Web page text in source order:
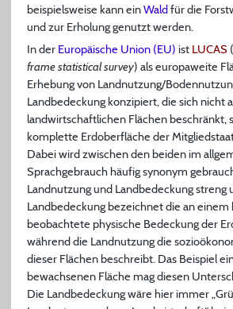
beispielsweise kann einWaldfür die
und zur Erholung genutzt werden.
In der Europäische Union (EU) ist LUCAS (
frame statistical survey) als europaweite
Erhebung von Landnutzung/
Landbedeckung konzipiert, die sich nicht
landwirtschaftlichen Flächen beschränkt,
komplette Erdoberfläche der
Dabei wird zwischen den beiden im
Sprachgebrauch häufig synonym
Landnutzung und Landbedeckung streng
Landbedeckung bezeichnet die an
beobachtete physische Bedeckung der
während die Landnutzung die
dieser Flächen beschreibt. Das Beispiel
bewachsenen Fläche mag diesen
Die Landbedeckung wäre hier immer